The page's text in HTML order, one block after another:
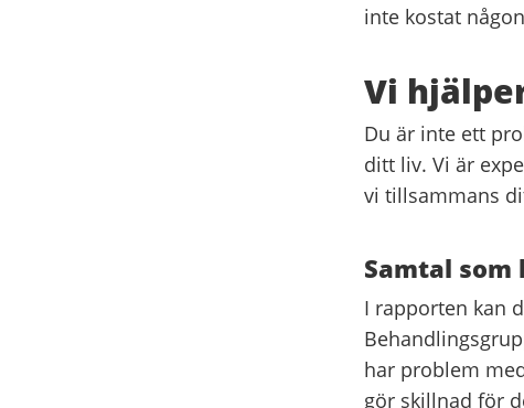
inte kostat
Vi
Du är inte ett
ditt liv. Vi är
vi tillsammans
Samtal
I rapporten kan
har problem
gör skillnad för